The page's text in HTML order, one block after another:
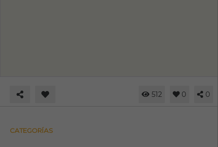
512 0 0
CATEGORÍAS